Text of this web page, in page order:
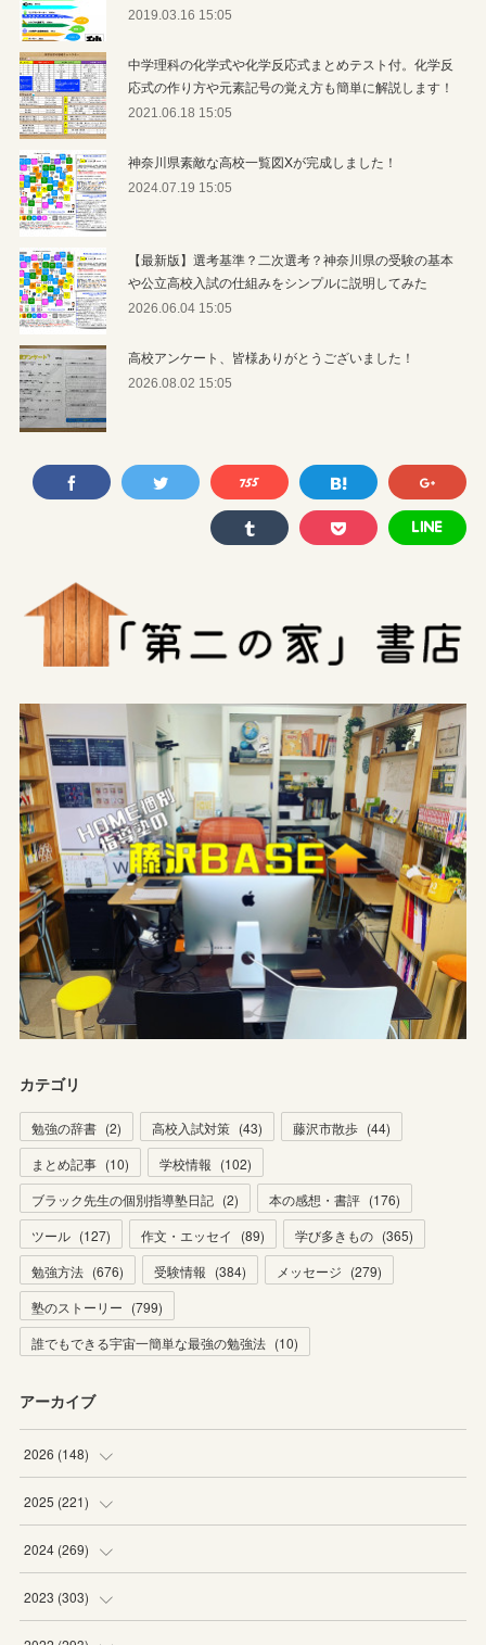
2019.03.16 15:05
中学理科の化学式や化学反応式まとめテスト付。化学反
応式の作り方や元素記号の覚え方も簡単に解説します！
2021.06.18 15:05
神奈川県素敵な高校一覧図Xが完成しました！
2024.07.19 15:05
【最新版】選考基準？二次選考？神奈川県の受験の基本
や公立高校入試の仕組みをシンプルに説明してみた
2026.06.04 15:05
高校アンケート、皆様ありがとうございました！
2026.08.02 15:05
カテゴリ
勉強の辞書 (2) 高校入試対策 (43) 藤沢市散歩 (44)
まとめ記事 (10) 学校情報 (102)
ブラック先生の個別指導塾日記 (2) 本の感想・書評 (176)
ツール (127) 作文・エッセイ (89) 学び多きもの (365)
勉強方法 (676) 受験情報 (384) メッセージ (279)
塾のストーリー (799)
誰でもできる宇宙一簡単な最強の勉強法 (10)
アーカイブ
2026 (148)
(6)
(22
(20
(19
2025 (221)
(19
(20
(19
2024 (269)
(16
(16
2023 (303)